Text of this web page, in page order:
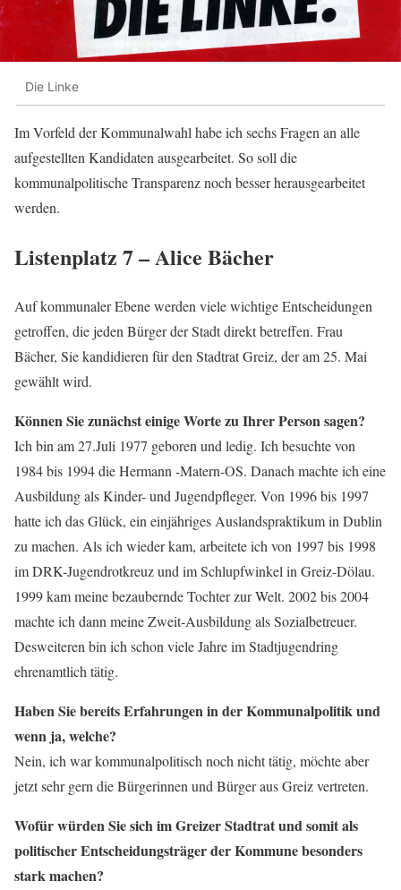
Die Linke
Im Vorfeld der Kommunalwahl habe ich sechs Fragen an alle
aufgestellten Kandidaten ausgearbeitet. So soll die
kommunalpolitische Transparenz noch besser herausgearbeitet
werden.
Listenplatz 7 – Alice Bächer
Auf kommunaler Ebene werden viele wichtige Entscheidungen
getroffen, die jeden Bürger der Stadt direkt betreffen. Frau
Bächer, Sie kandidieren für den Stadtrat Greiz, der am 25. Mai
gewählt wird.
Können Sie zunächst einige Worte zu Ihrer Person sagen?
Ich bin am 27.Juli 1977 geboren und ledig. Ich besuchte von
1984 bis 1994 die Hermann -Matern-OS. Danach machte ich eine
Ausbildung als Kinder- und Jugendpfleger. Von 1996 bis 1997
hatte ich das Glück, ein einjähriges Auslandspraktikum in Dublin
zu machen. Als ich wieder kam, arbeitete ich von 1997 bis 1998
im DRK-Jugendrotkreuz und im Schlupfwinkel in Greiz-Dölau.
1999 kam meine bezaubernde Tochter zur Welt. 2002 bis 2004
machte ich dann meine Zweit-Ausbildung als Sozialbetreuer.
Desweiteren bin ich schon viele Jahre im Stadtjugendring
ehrenamtlich tätig.
Haben Sie bereits Erfahrungen in der Kommunalpolitik und
wenn ja, welche?
Nein, ich war kommunalpolitisch noch nicht tätig, möchte aber
jetzt sehr gern die Bürgerinnen und Bürger aus Greiz vertreten.
Wofür würden Sie sich im Greizer Stadtrat und somit als
politischer Entscheidungsträger der Kommune besonders
stark machen?